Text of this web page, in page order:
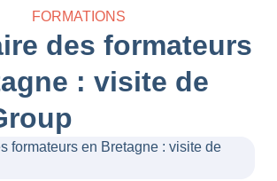
FORMATIONS
des formateurs
: visite de